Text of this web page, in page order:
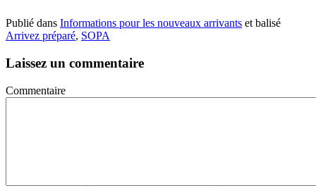
Publié dans Informations pour les nouveaux arrivants et balisé
Arrivez préparé, SOPA
Laissez un commentaire
Commentaire